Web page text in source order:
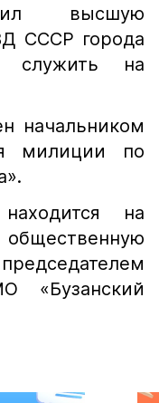
высшую
СССР города
служить на
начальником
милиции по
на
«Бузанский